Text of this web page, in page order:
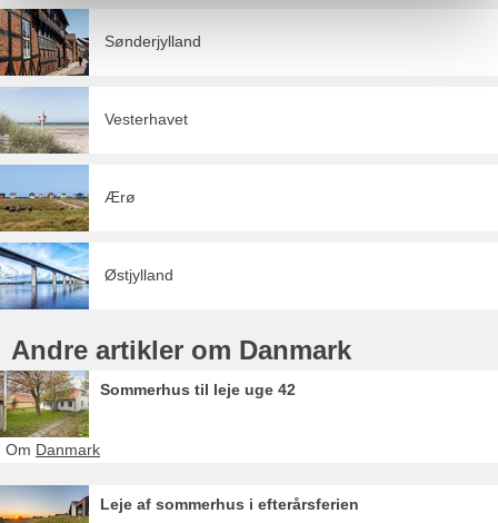
Sønderjylland
Vesterhavet
Ærø
Østjylland
Andre artikler om Danmark
Sommerhus til leje uge 42
Om Danmark
Leje af sommerhus i efterårsferien